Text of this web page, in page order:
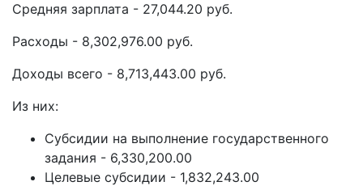
Средняя зарплата - 27,044.20 руб.
Расходы - 8,302,976.00 руб.
Доходы всего - 8,713,443.00 руб.
Из них:
Субсидии на выполнение государственного
задания - 6,330,200.00
Целевые субсидии - 1,832,243.00